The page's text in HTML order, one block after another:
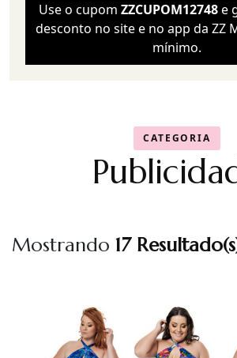
Use o cupom ZZCUPOM12748e
desconto no site e no app da ZZ
mínimo.
CATEGORIA
Mostrando 17